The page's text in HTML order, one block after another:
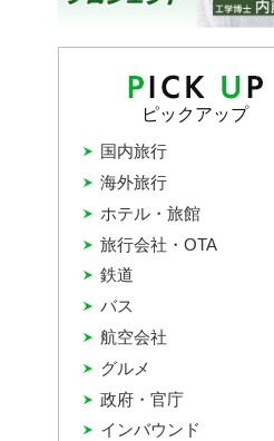
ピックアップ
インバウンド
グルメ
バス
ホテル・旅館
国内旅行
政府・官庁
旅行会社・OTA
海外旅行
航空会社
鉄道